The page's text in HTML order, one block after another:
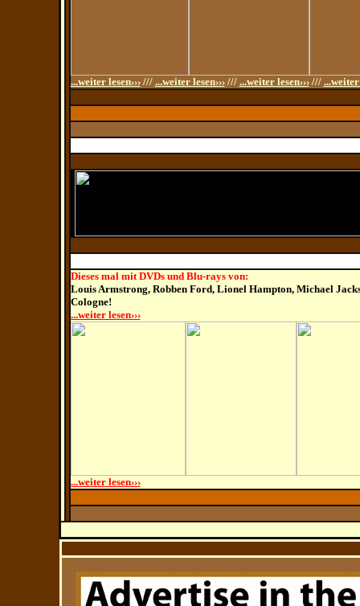
...weiter lesen›››/// ...weiter lesen›››/// ...weiter lesen›››/// ...weiter
Dieses mal mit DVDs und Blu-rays von:
Louis Armstrong, Robben Ford, Lionel Hampton, Michael
Cologne!
...weiter lesen›››
...weiter lesen›››